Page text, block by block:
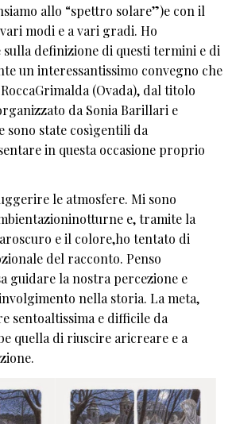
allo “spettro solare”)e con il
modi e a vari gradi. Ho
definizione di questi termini e di
un interessantissimo convegno che
(Ovada), dal titolo
da Sonia Barillari e
sono state cosìgentili da
in questa occasione proprio
le atmosfere. Mi sono
e, tramite la
e il colore,ho tentato di
del racconto. Penso
guidare la nostra percezione e
nella storia. La meta,
sentoaltissima e difficile da
quella di riuscire aricreare e a